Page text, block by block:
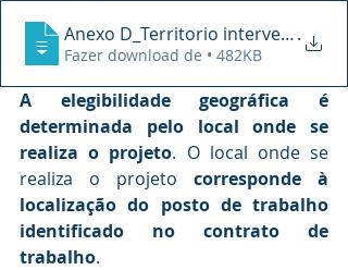
Anexo D_Territorio
.
Fazer download de • 482KB
A elegibilidade geográfica é
determinada pelo local onde se
realiza o projeto. O local onde se
realiza o projeto corresponde à
localização do posto de trabalho
identificado no contrato de
trabalho.